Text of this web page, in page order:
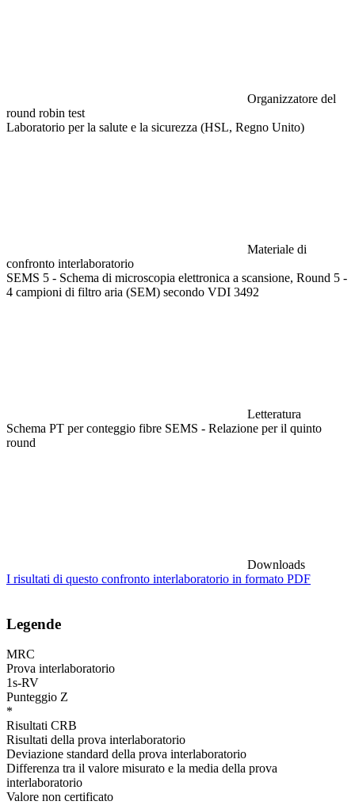
Organizzatore del
round robin test
Laboratorio per la salute e la sicurezza (HSL, Regno Unito)
Materiale di
confronto interlaboratorio
SEMS 5 - Schema di microscopia elettronica a scansione, Round 5 -
4 campioni di filtro aria (SEM) secondo VDI 3492
Letteratura
Schema PT per conteggio fibre SEMS - Relazione per il quinto
round
Downloads
I risultati di questo confronto interlaboratorio in formato PDF
Legende
MRC
Prova interlaboratorio
1s-RV
Punteggio Z
*
Risultati CRB
Risultati della prova interlaboratorio
Deviazione standard della prova interlaboratorio
Differenza tra il valore misurato e la media della prova
interlaboratorio
Valore non certificato